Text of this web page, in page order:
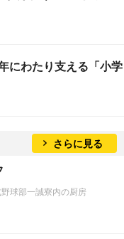
にわたり支える「小学
さらに見る
球部一誠寮内の厨房